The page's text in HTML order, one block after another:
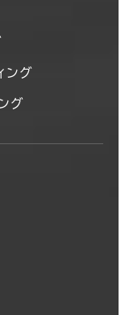
ング
グ